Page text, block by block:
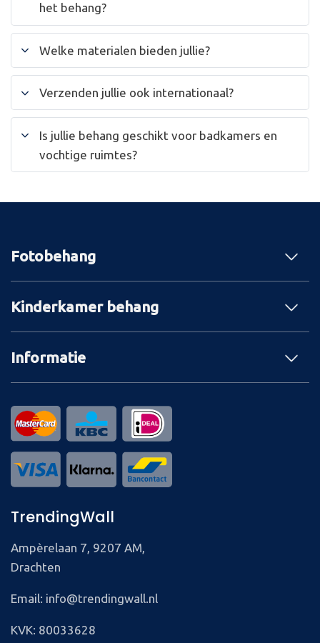
het behang?
Welke materialen bieden jullie?
Verzenden jullie ook internationaal?
Is jullie behang geschikt voor badkamers en
vochtige ruimtes?
Fotobehang
Kinderkamer behang
Informatie
TrendingWall
Ampèrelaan 7, 9207 AM,
Drachten
Email: info@trendingwall.nl
KVK: 80033628